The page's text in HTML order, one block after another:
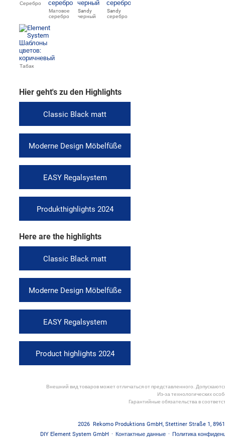
Серебро
Матовое
серебро
Sandy
черный
Sandy
серебро
Табак
Hier geht's zu den Highlights
Classic Black matt
Moderne Design Möbelfüße
EASY Regalsystem
Produkthighlights 2024
Here are the highlights
Classic Black matt
Moderne Design Möbelfüße
EASY Regalsystem
Product highlights 2024
Внешний вид товаров может отличаться от представленного.
Из-за технологических
Гарантийные обязательства в
2026 Rekomo Produktions GmbH, Stettiner Straße 1,
DIY Element System GmbH · Контактные данные · Политика